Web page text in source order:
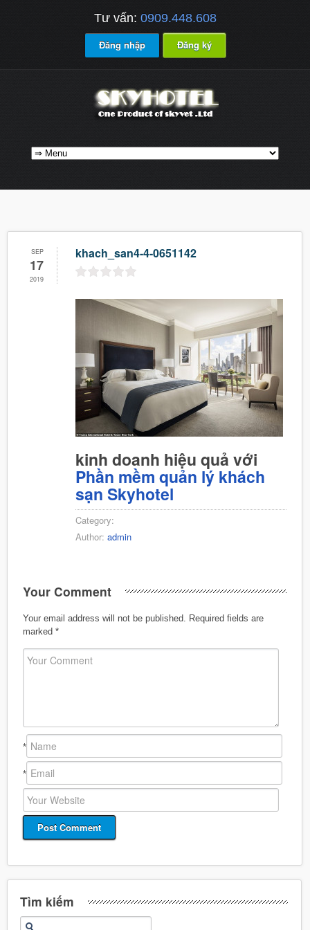
Tư vấn: 0909.448.608
Đăng nhập Đăng ký
SEP
17
2019
khach_san4-4-0651142
kinh doanh hiệu quả với
Phần mềm quản lý khách
sạn Skyhotel
Category:
Author: admin
Your Comment
Your email address will not be published.
Required fields are
marked *
*
*
Tìm kiếm